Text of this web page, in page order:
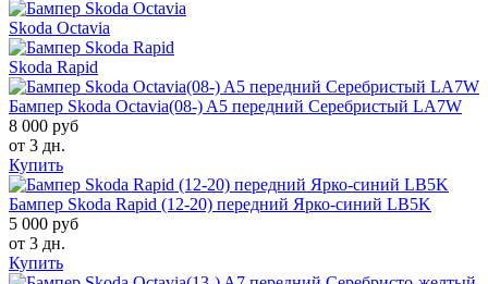
Skoda Octavia
Skoda Rapid
Бампер Skoda Octavia(08-) A5 передний Серебристый LA7W
8 000 руб
от 3 дн.
Купить
Бампер Skoda Rapid (12-20) передний Ярко-синий LB5K
5 000 руб
от 3 дн.
Купить